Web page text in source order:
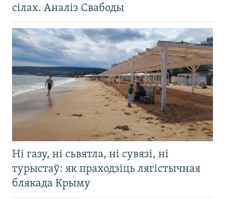
сілах. Аналіз Свабоды
Ні газу, ні сьвятла, ні сувязі, ні
турыстаў: як праходзіць лягістычная
блякада Крыму